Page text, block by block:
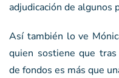
adjudicación de algunos
Así también lo ve
quien sostiene que
de fondos es más que